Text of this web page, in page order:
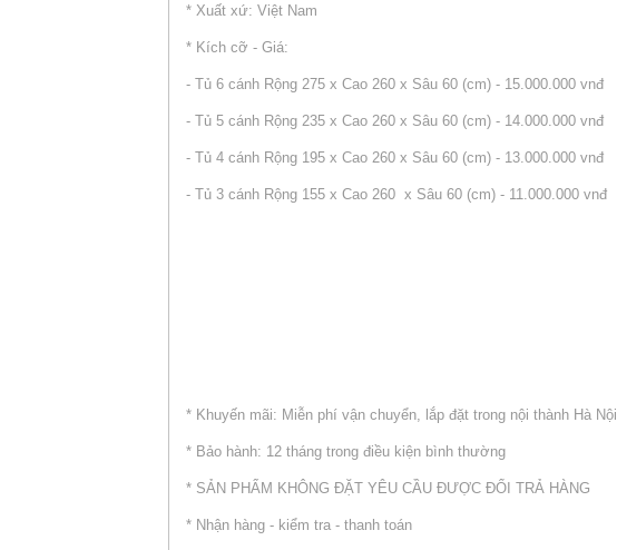
* Xuất xứ: Việt Nam
* Kích cỡ - Giá:
- Tủ 6 cánh Rộng 275 x Cao 260 x Sâu 60 (cm) - 15.000.000 vnđ
- Tủ 5 cánh Rộng 235 x Cao 260 x Sâu 60 (cm) - 14.000.000 vnđ
- Tủ 4 cánh Rộng 195 x Cao 260 x Sâu 60 (cm) - 13.000.000 vnđ
- Tủ 3 cánh Rộng 155 x Cao 260 x Sâu 60 (cm) - 11.000.000 vnđ
* Khuyến mãi: Miễn phí vận chuyển, lắp đặt trong nội thành Hà Nội
* Bảo hành: 12 tháng trong điều kiện bình thường
* SẢN PHẨM KHÔNG ĐẶT YÊU CẦU ĐƯỢC ĐỔI TRẢ HÀNG
* Nhận hàng - kiểm tra - thanh toán